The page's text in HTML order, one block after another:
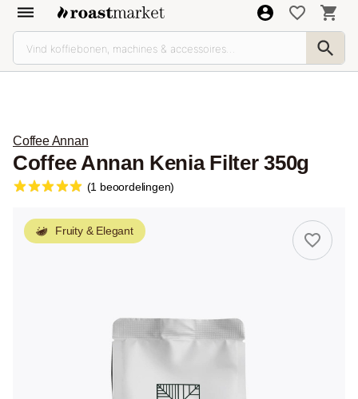
Coffee Annan
Coffee Annan Kenia Filter 350g
(1 beoordelingen)
Fruity & Elegant